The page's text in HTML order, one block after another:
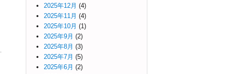
2025年12月 (4)
2025年11月 (4)
2025年10月 (1)
2025年9月 (2)
2025年8月 (3)
2025年7月 (5)
2025年6月 (2)